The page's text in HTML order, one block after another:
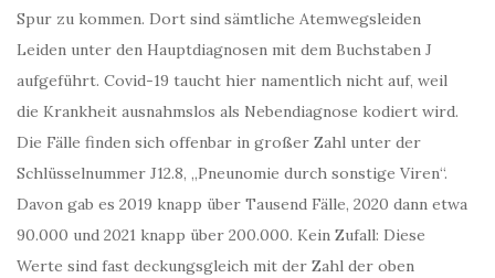
Spur zu kommen. Dort sind sämtliche Atemwegsleiden
Leiden unter den Hauptdiagnosen mit dem Buchstaben J
aufgeführt. Covid-19 taucht hier namentlich nicht auf, weil
die Krankheit ausnahmslos als Nebendiagnose kodiert wird.
Die Fälle finden sich offenbar in großer Zahl unter der
Schlüsselnummer J12.8, „Pneunomie durch sonstige Viren“.
Davon gab es 2019 knapp über Tausend Fälle, 2020 dann etwa
90.000 und 2021 knapp über 200.000. Kein Zufall: Diese
Werte sind fast deckungsgleich mit der Zahl der oben